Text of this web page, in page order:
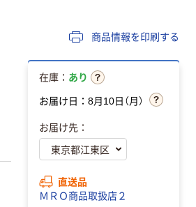
商品情報を印刷する
在庫： あり
お届け日：8月10日（月）
お届け先：
直送品
ＭＲＯ商品取扱店２